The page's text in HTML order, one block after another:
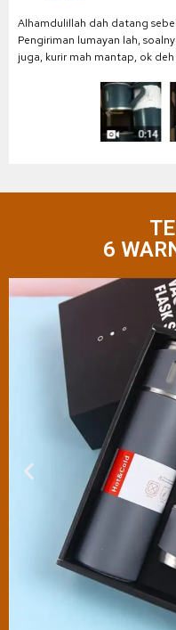
Alhamdulillah dah datang
Pengiriman lumayan lah,
juga, kurir mah mantap, ok deh
6